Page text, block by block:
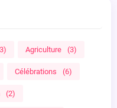
Agriculture (3)
Célébrations (6)
(2)